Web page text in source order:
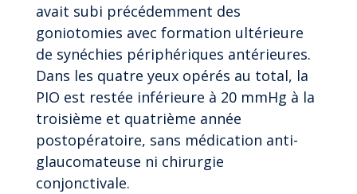
avait subi précédemment des
goniotomies avec formation ultérieure
de synéchies périphériques antérieures.
Dans les quatre yeux opérés au total, la
PIO est restée inférieure à 20 mmHg à la
troisième et quatrième année
postopératoire, sans médication anti-
glaucomateuse ni chirurgie
conjonctivale.